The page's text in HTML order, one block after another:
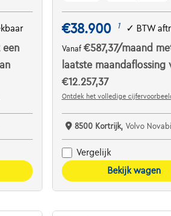
een
€38.900 1 ✓ BTW
Vanaf €587,37/maand
laatste maandaflossing
€12.257,37
Ontdek het volledige
8500 Kortrijk, Volvo
Vergelijk
Bekijk wagen